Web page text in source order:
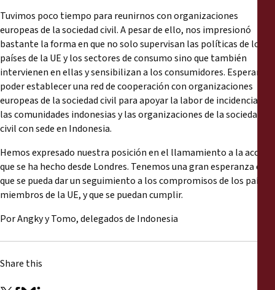
Tuvimos poco tiempo para reunirnos con organizaciones
europeas de la sociedad civil. A pesar de ello, nos impresionó
bastante la forma en que no solo supervisan las políticas de los
países de la UE y los sectores de consumo sino que también
intervienen en ellas y sensibilizan a los consumidores. Esperamos
poder establecer una red de cooperación con organizaciones
europeas de la sociedad civil para apoyar la labor de incidencia de
las comunidades indonesias y las organizaciones de la sociedad
civil con sede en Indonesia.
Hemos expresado nuestra posición en el llamamiento a la acción
que se ha hecho desde Londres. Tenemos una gran esperanza en
que se pueda dar un seguimiento a los compromisos de los países
miembros de la UE, y que se puedan cumplir.
Por Angky y Tomo, delegados de Indonesia
Share this